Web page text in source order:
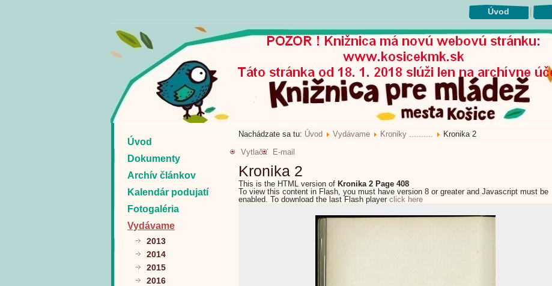
Úvod
Úvod
Dokumenty
Archív článkov
Kalendár podujatí
Fotogaléria
Vydávame
2013
2014
2015
2016
Nachádzate sa tu: Úvod Vydávame Kroniky ..........
Kronika 2
Vytlačiť
E-mail
Kronika 2
This is the HTML version of Kronika 2 Page 408
To view this content in Flash, you must have version 8 or greater and Javascript must be
enabled. To download the last Flash player click here